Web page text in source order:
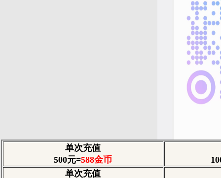
单次充值
500元=588金币
单次充值